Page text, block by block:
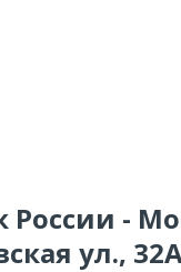
России -
ул.,